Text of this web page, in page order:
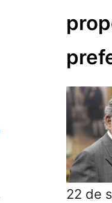
22 de